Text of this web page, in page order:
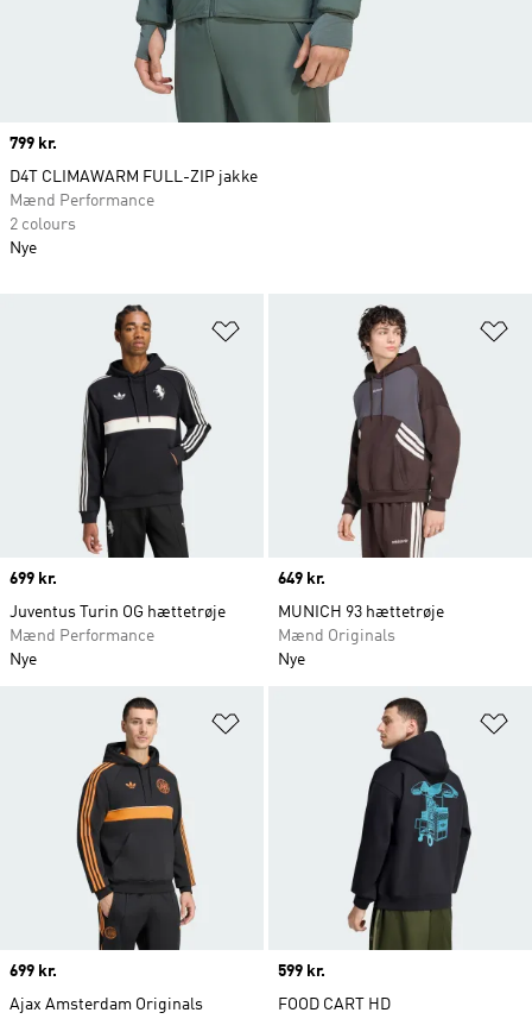
Føj til ønskeliste
Price
699 kr.
Juventus Turin OG hættetrøje
Mænd Performance
Nye
Price
649 kr.
MUNICH 93 hættetrøje
Mænd Originals
Nye
Price
699 kr.
Ajax Amsterdam Originals
Price
599 kr.
FOOD CART HD
Price
799 kr.
D4T CLIMAWARM FULL-ZIP jakke
Mænd Performance
2 colours
Nye